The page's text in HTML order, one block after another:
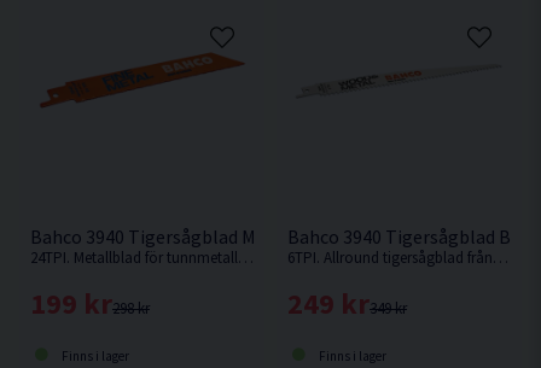
Bahco 3940 Tigersågblad Metall 150mm 5-pack
24TPI. Metallblad för tunnmetallkapning från Bahco.
298 kr
199 kr
Finns i lager
Bahco 3940 Tigersågblad
6TPI. Allround tigersågblad från Bahco som lämpar sig till trä med spik.
349 kr
249 kr
Finns i lager